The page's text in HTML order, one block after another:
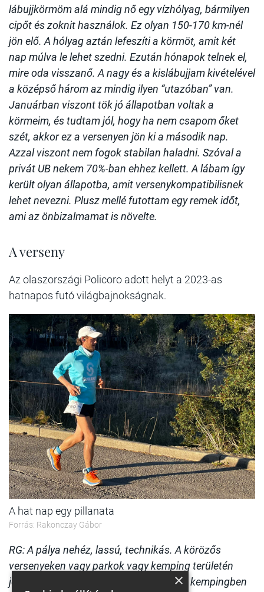
lábujjkörmöm alá mindig nő egy vízhólyag, bármilyen
cipőt és zoknit használok. Ez olyan 150-170 km-nél
jön elő. A hólyag aztán lefeszíti a körmöt, amit két
nap múlva le lehet szedni. Ezután hónapok telnek el,
mire oda visszanő. A nagy és a kislábujjam kivételével
a középső három az mindig ilyen “utazóban” van.
Januárban viszont tök jó állapotban voltak a
körmeim, és tudtam jól, hogy ha nem csapom őket
szét, akkor ez a versenyen jön ki a második nap.
Azzal viszont nem fogok stabilan haladni. Szóval a
privát UB nekem 70%-ban ehhez kellett. A lábam így
került olyan állapotba, amit versenykompatibilisnek
lehet nevezni. Plusz mellé futottam egy remek időt,
ami az önbizalmamat is növelte.
A verseny
Az olaszországi Policoro adott helyt a 2023-as
hatnapos futó világbajnokságnak.
A hat nap egy pillanata
Forrás: Rakonczay Gábor
RG: A pálya nehéz, lassú, technikás. A körözős
versenyeken vagy parkok vagy kemping területén
jelölik ki pályát. Mivel ez többnapos, ez kempingben
×